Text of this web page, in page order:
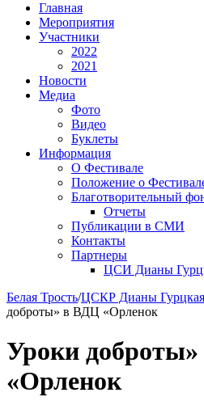
Главная
Мероприятия
Участники
2022
2021
Новости
Медиа
Фото
Видео
Буклеты
Информация
О Фестивале
Положение о
Благотворительный
Отчеты
Публикации в СМИ
Контакты
Партнеры
ЦСИ Дианы
Белая Трость/ЦСКР Дианы Гурцкая
доброты» в ВДЦ «Орленок
Уроки
«Орленок